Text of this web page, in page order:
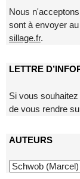
Nous
sont à envoyer
sillage.fr.
LETTRE
Si vous
de vous rendre
AUTEURS